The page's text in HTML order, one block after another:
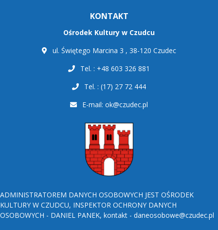
KONTAKT
Ośrodek Kultury w Czudcu
ul. Świętego Marcina 3 , 38-120 Czudec
Tel. : +48 603 326 881
Tel. : (17) 27 72 444
E-mail: ok@czudec.pl
ADMINISTRATOREM DANYCH OSOBOWYCH JEST OŚRODEK
KULTURY W CZUDCU, INSPEKTOR OCHRONY DANYCH
OSOBOWYCH - DANIEL PANEK, kontakt - daneosobowe@czudec.pl